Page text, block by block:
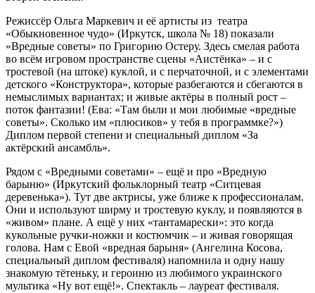
Режиссёр Ольга Маркевич и её артисты из театра
«Обыкновенное чудо» (Иркутск, школа № 18) показали
«Вредные советы» по Григорию Остеру. Здесь смелая работа
во всём игровом пространстве сцены «Аистёнка» – и с
тростевой (на штоке) куклой, и с перчаточной, и с элементами
детского «Конструктора», которые разбегаются и сбегаются в
немыслимых вариантах; и живые актёры в полный рост –
поток фантазии! (Ева: «Там были и мои любимые «вредные
советы». Сколько им «плюсиков» у тебя в программке?»)
Диплом первой степени и специальный диплом «За
актёрский ансамбль».
Рядом с «Вредными советами» – ещё и про «Вредную
барыню» (Иркутский фольклорный театр «Ситцевая
деревенька»). Тут две актрисы, уже ближе к профессионалам.
Они и используют ширму и тростевую куклу, и появляются в
«живом» плане. А ещё у них «тантамарески»: это когда
кукольные ручки-ножки и костюмчик – и живая говорящая
голова. Нам с Евой «вредная барыня» (Ангелина Косова,
специальный диплом фестиваля) напомнила и одну нашу
знакомую тётеньку, и героиню из любимого украинского
мультика «Ну вот ещё!». Спектакль – лауреат фестиваля.